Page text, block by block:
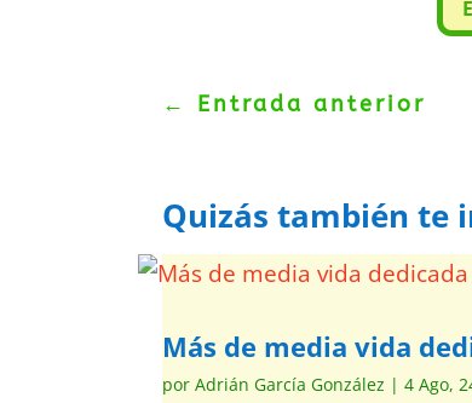
← Entrada anterior
Quizás también te
Más de media vida
porAdrián García González |4 Ago,